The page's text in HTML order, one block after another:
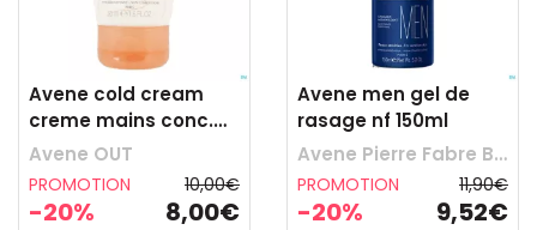
Avene cold cream
creme mains conc.
50ml
Avene OUT
PROMOTION
-20%
10,00€
8,00€
Avene men gel de
rasage nf 150ml
Avene Pierre Fabre Benelux
PROMOTION
-20%
11,90€
9,52€